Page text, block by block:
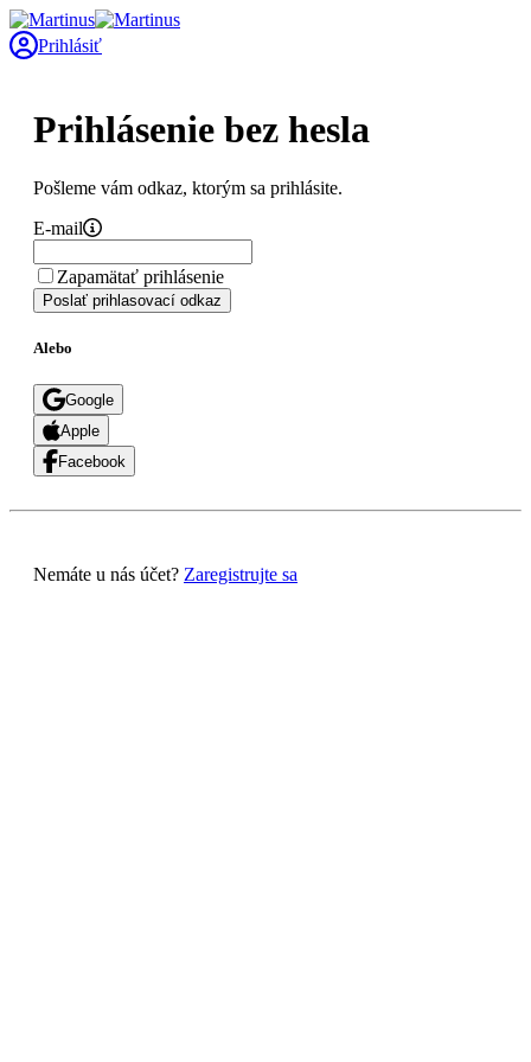
Prihlásiť
Prihlásenie bez hesla
Pošleme vám odkaz, ktorým sa prihlásite.
E-mail
Zapamätať prihlásenie
Poslať prihlasovací odkaz
Alebo
Google
Apple
Facebook
Nemáte u nás účet? Zaregistrujte sa